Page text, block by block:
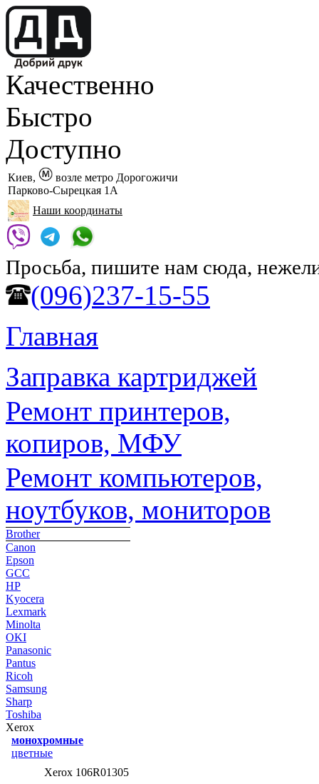
Качественно
Быстро
Доступно
Киев,
возле метро Дорогожичи
Парково-Сырецкая 1А
Наши координаты
Просьба, пишите нам сюда,
(096)237-15-55
Главная
Заправка картриджей
Ремонт принтеров,
копиров, МФУ
Ремонт компьютеров,
ноутбуков, мониторов
Brother
Canon
Epson
GCC
HP
Kyocera
Lexmark
Minolta
OKI
Panasonic
Pantus
Ricoh
Samsung
Sharp
Toshiba
Xerox
монохромные
цветные
Xerox 106R01305